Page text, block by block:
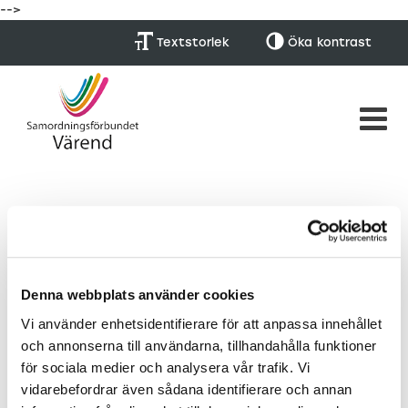
Denna webbplats använder cookies
Vi använder enhetsidentifierare för att anpassa innehållet
och annonserna till användarna, tillhandahålla funktioner
för sociala medier och analysera vår trafik. Vi
vidarebefordrar även sådana identifierare och annan
-->
Textstorlek Öka kontrast
Arkiv för oktober 2025
Nyhetsbrev oktober 2025
Publicerad: 7/10 -25